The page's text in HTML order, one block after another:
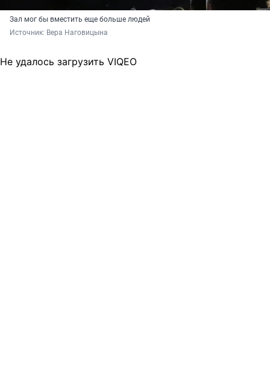
Зал мог бы вместить еще больше людей
Источник: Вера Наговицына
Не удалось загрузить VIQEO